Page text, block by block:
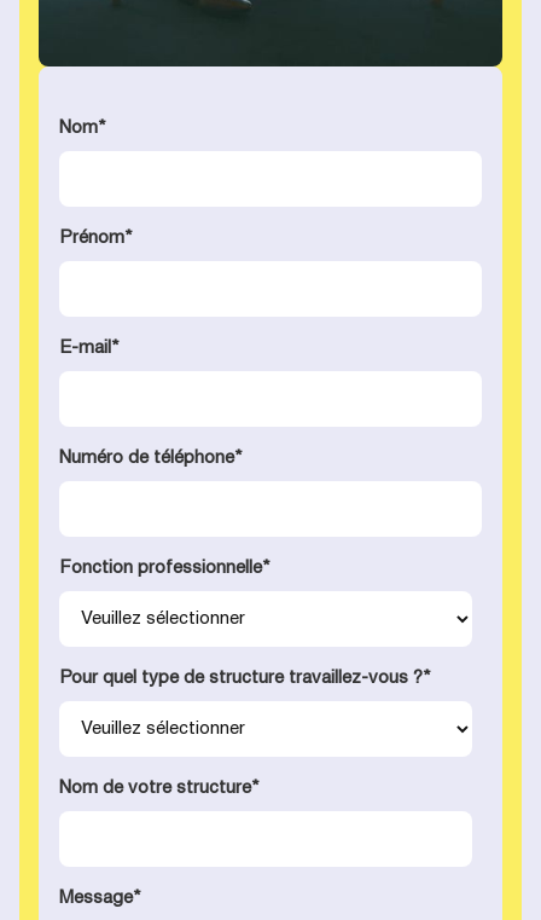
Nom*
Prénom*
E-mail *
Numéro de téléphone*
Fonction professionnelle*
Pour quel type de structure travaillez-vous ?*
Nom de votre structure*
Message*